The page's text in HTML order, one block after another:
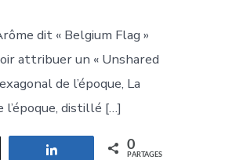
dit « Belgium Flag »
attribuer un « Unshared
de l’époque, La
l’époque, distillé […]
Partagez 0
PARTAGES